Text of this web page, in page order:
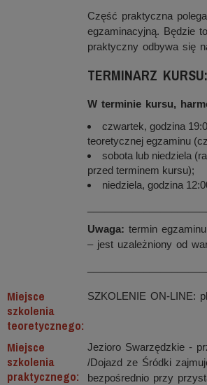
Część praktyczna
egzaminacyjną. Będzie
praktyczny odbywa się
TERMINARZ KURSU:
W terminie kursu,
czwartek, godzina
teoretycznej egzaminu
sobota lub niedziela
przed terminem kursu);
niedziela, godzina
Uwaga: termin
– jest uzależniony od
Miejsce
szkolenia
teoretycznego:
SZKOLENIE ON-LINE:
Miejsce
szkolenia
praktycznego:
Jezioro Swarzędzkie -
/Dojazd ze Śródki
bezpośrednio przy